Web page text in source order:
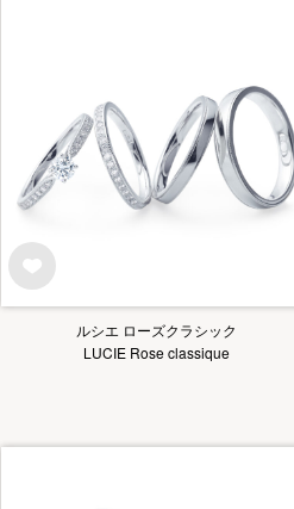
ルシエ ローズクラシック
LUCIE Rose classique